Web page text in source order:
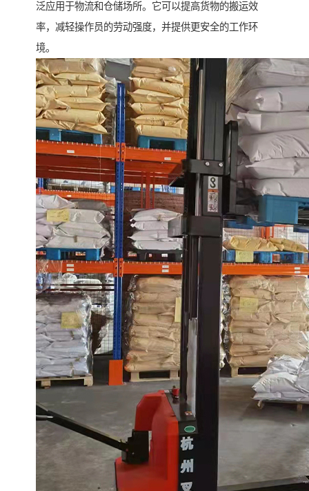
泛应用于物流和仓储场所。它可以提高货物的搬运效
率，减轻操作员的劳动强度，并提供更安全的工作环
境。